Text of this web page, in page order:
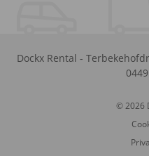
Dockx Rental -
© 2026